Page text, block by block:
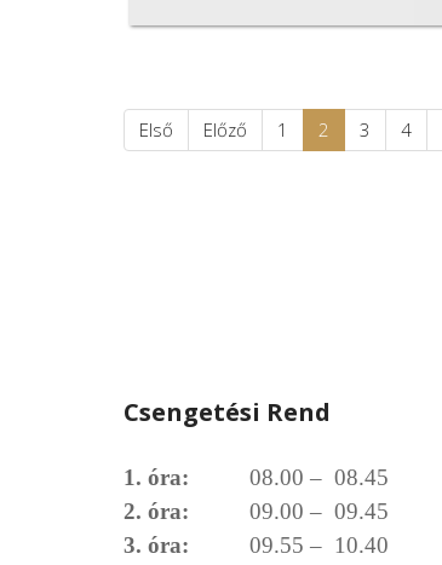
Első Előző 1 2 3 4
Csengetési Rend
1. óra:
08.00 – 08.45
2. óra: 09.00 – 09.45
3. óra: 09.55 – 10.40